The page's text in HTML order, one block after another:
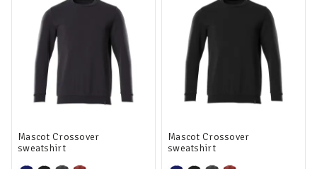
Mascot Crossover
sweatshirt
Mascot Crossover
sweatshirt